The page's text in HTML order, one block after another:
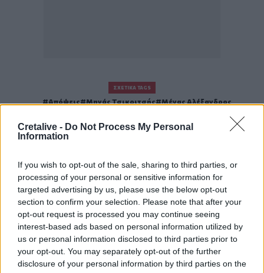
Cretalive - Do Not Process My Personal
Information
If you wish to opt-out of the sale, sharing to third parties, or
processing of your personal or sensitive information for
targeted advertising by us, please use the below opt-out
section to confirm your selection. Please note that after your
opt-out request is processed you may continue seeing
interest-based ads based on personal information utilized by
us or personal information disclosed to third parties prior to
your opt-out. You may separately opt-out of the further
disclosure of your personal information by third parties on the
ΣΧΕΤΙΚΆ TAGS
Απόψεις Μηνάς Τσικριτσής
Μέγας Αλέξανδρος
Γίνε ο ρεπόρτερ του CRETALIVE
ΣΤΕΊΛΕ ΤΗΝ ΕΊΔΗΣΗ
Ροή ειδήσεων Δημοφιλή